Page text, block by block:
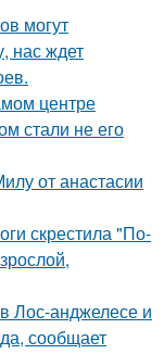
могут
нас ждет
центре
стали не его
от анастасии
скрестила "По-
Лос-анджелесе и
сообщает